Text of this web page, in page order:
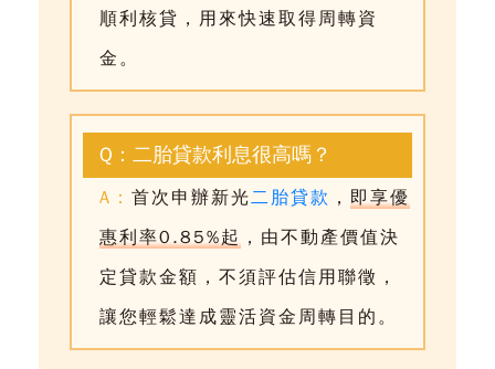
順利核貸，用來快速取得周轉資
金。
Q：二胎貸款利息很高嗎？
A：首次申辦新光二胎貸款 ， 即享優
惠利率0.85%起 ，由不動產價值決
定貸款金額，不須評估信用聯徵，
讓您輕鬆達成靈活資金周轉目的。